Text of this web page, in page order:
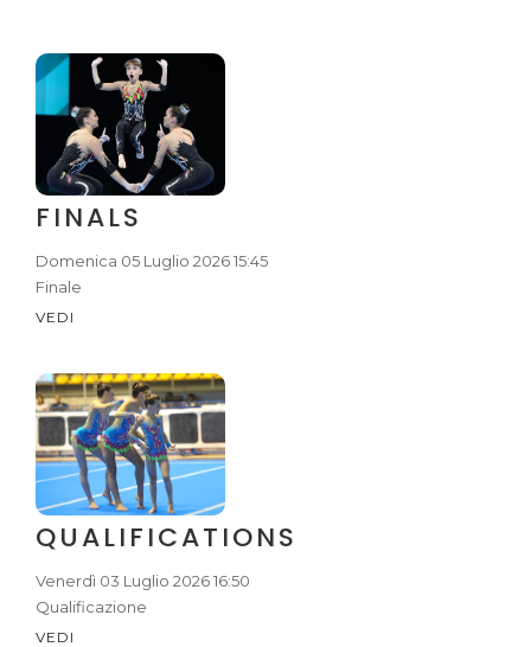
FINALS
Domenica 05 Luglio 2026 15:45
Finale
VEDI
QUALIFICATIONS
Venerdì 03 Luglio 2026 16:50
Qualificazione
VEDI